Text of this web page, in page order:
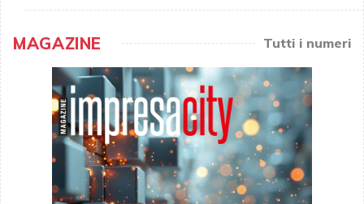
MAGAZINE Tutti i numeri